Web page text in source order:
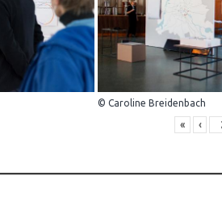
© Caroline Breidenbach
« ‹